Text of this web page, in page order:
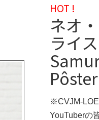
HOT !
ネオ
ライ
※CVJM-
YouTuberの